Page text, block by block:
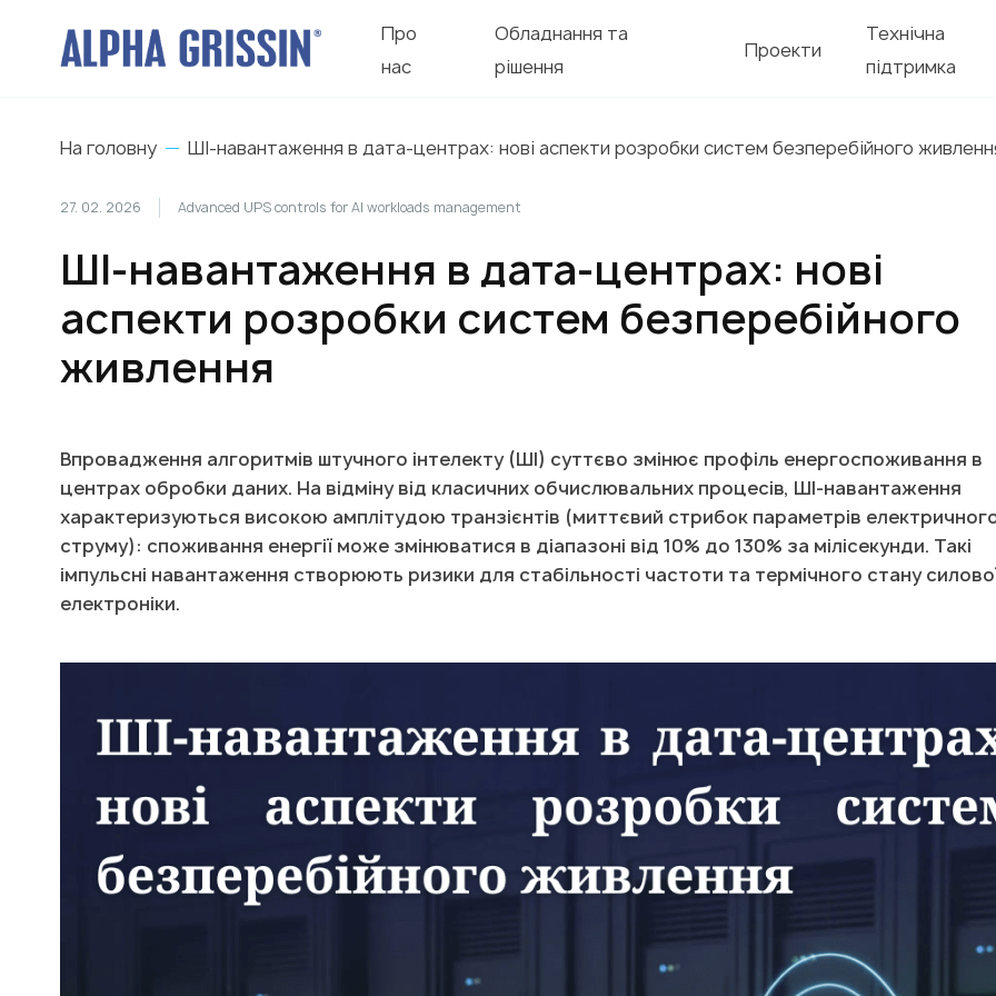
Про
нас
Обладнання та
рішення
Проекти
Технічна
підтримка
На головну ШІ-навантаження в дата-центрах: нові аспекти розробки систем безперебійного
27. 02. 2026 Advanced UPS controls for AI workloads management
ШІ-навантаження в дата-центрах: нові
аспекти розробки систем безперебійного
живлення
Впровадження алгоритмів штучного інтелекту (ШІ) суттєво змінює профіль енергоспоживання в
центрах обробки даних. На відміну від класичних обчислювальних процесів, ШІ-навантаження
характеризуються високою амплітудою транзієнтів (миттєвий стрибок параметрів
струму): споживання енергії може змінюватися в діапазоні від 10% до 130% за мілісекунди. Такі
імпульсні навантаження створюють ризики для стабільності частоти та термічного стану
електроніки.